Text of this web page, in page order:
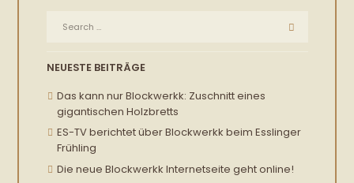
NEUESTE BEITRÄGE
Das kann nur Blockwerkk: Zuschnitt eines
gigantischen Holzbretts
ES-TV berichtet über Blockwerkk beim Esslinger
Frühling
Die neue Blockwerkk Internetseite geht online!